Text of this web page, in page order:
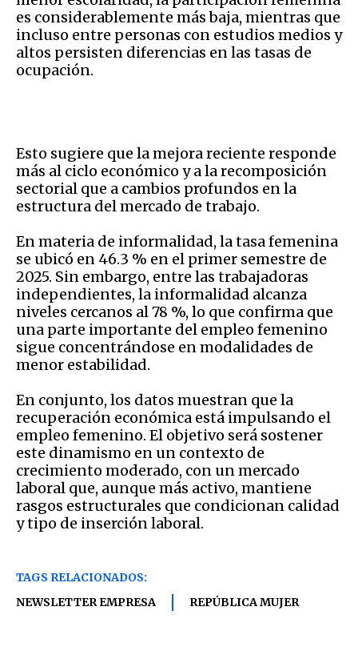
es considerablemente más baja, mientras que
incluso entre personas con estudios medios y
altos persisten diferencias en las tasas de
ocupación.
Esto sugiere que la mejora reciente responde
más al ciclo económico y a la recomposición
sectorial que a cambios profundos en la
estructura del mercado de trabajo.
En materia de informalidad, la tasa femenina
se ubicó en 46.3 % en el primer semestre de
2025. Sin embargo, entre las trabajadoras
independientes, la informalidad alcanza
niveles cercanos al 78 %, lo que confirma que
una parte importante del empleo femenino
sigue concentrándose en modalidades de
menor estabilidad.
En conjunto, los datos muestran que la
recuperación económica está impulsando el
empleo femenino. El objetivo será sostener
este dinamismo en un contexto de
crecimiento moderado, con un mercado
laboral que, aunque más activo, mantiene
rasgos estructurales que condicionan calidad
y tipo de inserción laboral.
TAGS RELACIONADOS:
NEWSLETTER EMPRESA
REPÚBLICA MUJER